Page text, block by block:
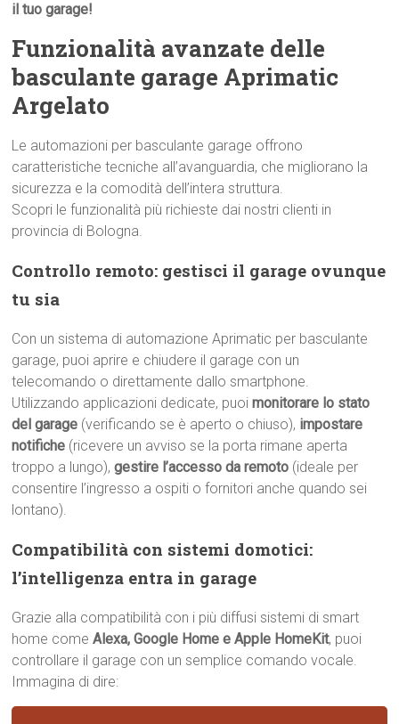
il tuo garage!
Funzionalità avanzate delle
basculante garage Aprimatic
Argelato
Le automazioni per basculante garage offrono
caratteristiche tecniche all’avanguardia, che migliorano la
sicurezza e la comodità dell’intera struttura.
Scopri le funzionalità più richieste dai nostri clienti in
provincia di Bologna.
Controllo remoto: gestisci il garage ovunque
tu sia
Con un sistema di automazione Aprimatic per basculante
garage, puoi aprire e chiudere il garage con un
telecomando o direttamente dallo smartphone.
Utilizzando applicazioni dedicate, puoimonitorare lo stato
del garage (verificando se è aperto o chiuso), impostare
notifiche (ricevere un avviso se la porta rimane aperta
troppo a lungo),gestire l’accesso da remoto (ideale per
consentire l’ingresso a ospiti o fornitori anche quando sei
lontano).
Compatibilità con sistemi domotici:
l’intelligenza entra in garage
Grazie alla compatibilità con i più diffusi sistemi di smart
home comeAlexa, Google Home e Apple HomeKit, puoi
controllare il garage con un semplice comando vocale.
Immagina di dire: